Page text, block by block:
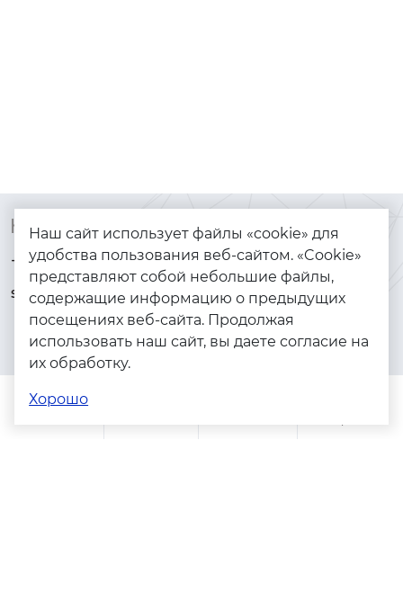
Контакты
+7 (925) 144-64-73
serebryanyye.grani@mail.ru
Каталог
Браслеты
Золото
Серебро
Помощь
Наш сайт использует файлы «cookie» для
удобства пользования веб-сайтом. «Cookie»
представляют собой небольшие файлы,
содержащие информацию о предыдущих
посещениях веб-сайта. Продолжая
использовать наш сайт, вы даете согласие на
их обработку.
Хорошо